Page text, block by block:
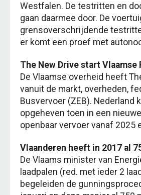
Westfalen. De testritten en
gaan daarmee door. De
grensoverschrijdende
er komt een proef met
The New Drive start
De Vlaamse overheid heeft
vanuit de markt, overheden,
Busvervoer (ZEB).
opgeheven toen in een
openbaar vervoer vanaf 2025
Vlaanderen heeft in 2017 al
De Vlaams minister van
laadpalen (red. met ieder 2
begeleiden de